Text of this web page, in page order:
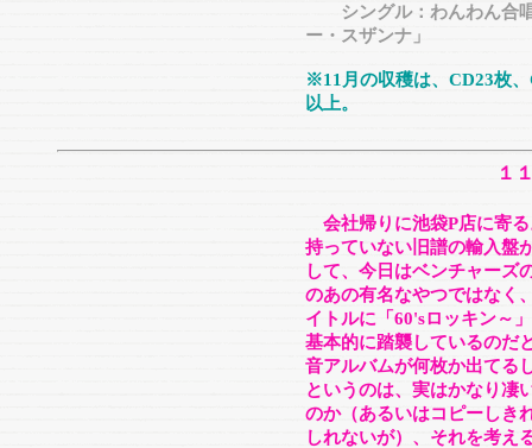
シングル：わんわん合唱
ー・スザンナ」
※11月の収穫は、CD23枚
以上。
１
会社帰りに池袋P店に寄
持っていない旧譜の輸入盤
して、今日はベンチャーズ
のあの有名なやつではなく
イトルに「60'sロッキン～
基本的に踏襲しているのだ
音アルバムが何枚か出てる
というのは、実はかなり凄
のか（あるいはコピーしき
しれないが）、それを考え